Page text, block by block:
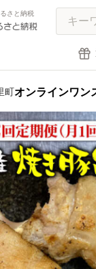
さと納税
オンラインワン